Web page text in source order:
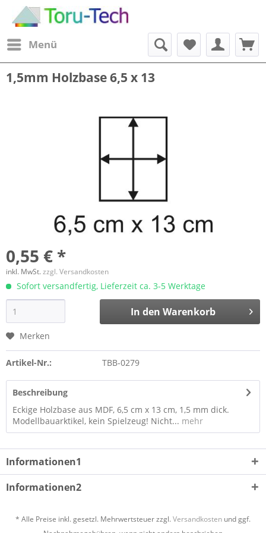
Menü
1,5mm Holzbase 6,5 x 13
0,55 € *
inkl. MwSt.zzgl. Versandkosten
Sofort versandfertig, Lieferzeit ca. 3-5 Werktage
In den Warenkorb
Merken
Artikel-Nr.: TBB-0279
Beschreibung
Eckige Holzbase aus MDF, 6,5 cm x 13 cm, 1,5 mm dick.
Modellbauarktikel, kein Spielzeug! Nicht... mehr
Informationen1
Informationen2
* Alle Preise inkl. gesetzl. Mehrwertsteuer zzgl.Versandkosten und ggf.